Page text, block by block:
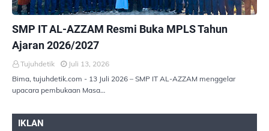
SMP IT AL-AZZAM Resmi Buka MPLS Tahun
Ajaran 2026/2027
Tujuhdetik
Juli 13, 2026
Bima, tujuhdetik.com - 13 Juli 2026 – SMP IT AL-AZZAM menggelar
upacara pembukaan Masa…
IKLAN